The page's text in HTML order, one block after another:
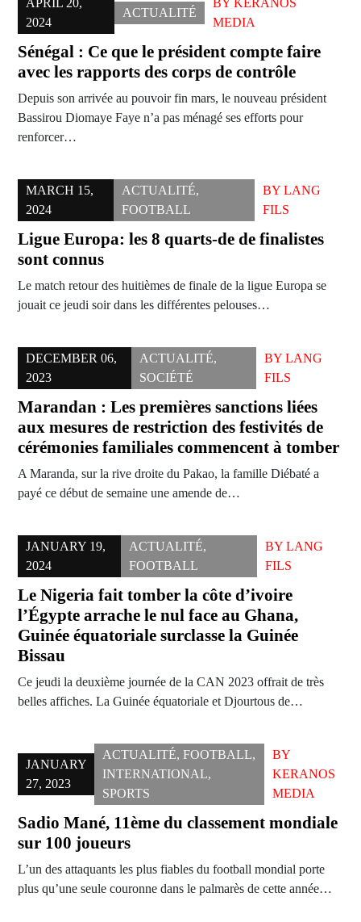
APRIL 20,
2024
ACTUALITÉ
BY KERANOS
MEDIA
Sénégal : Ce que le président compte faire
avec les rapports des corps de contrôle
Depuis son arrivée au pouvoir fin mars, le nouveau président
Bassirou Diomaye Faye n’a pas ménagé ses efforts pour
renforcer…
MARCH 15,
2024
ACTUALITÉ,
FOOTBALL
BY LANG
FILS
Ligue Europa: les 8 quarts-de de finalistes
sont connus
Le match retour des huitièmes de finale de la ligue Europa se
jouait ce jeudi soir dans les différentes pelouses…
DECEMBER 06,
2023
ACTUALITÉ,
SOCIÉTÉ
BY LANG
FILS
Marandan : Les premières sanctions liées
aux mesures de restriction des festivités de
cérémonies familiales commencent à tomber
A Maranda, sur la rive droite du Pakao, la famille Diébaté a
payé ce début de semaine une amende de…
JANUARY 19,
2024
ACTUALITÉ,
FOOTBALL
BY LANG
FILS
Le Nigeria fait tomber la côte d’ivoire
l’Égypte arrache le nul face au Ghana,
Guinée équatoriale surclasse la Guinée
Bissau
Ce jeudi la deuxième journée de la CAN 2023 offrait de très
belles affiches. La Guinée équatoriale et Djourtous de…
JANUARY
27, 2023
ACTUALITÉ, FOOTBALL,
INTERNATIONAL,
SPORTS
BY
KERANOS
MEDIA
Sadio Mané, 11ème du classement mondiale
sur 100 joueurs
L’un des attaquants les plus fiables du football mondial porte
plus qu’une seule couronne dans le palmarès de cette année…